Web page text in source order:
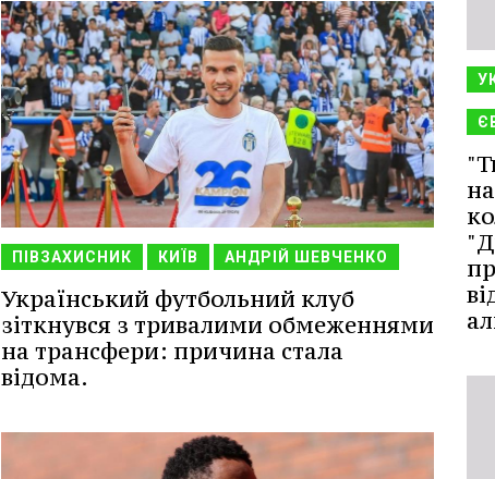
ПІВЗАХИСНИК КИЇВ АНДРІЙ ШЕВЧЕНКО
Український футбольний клуб
зіткнувся з тривалими обмеженнями
на трансфери: причина стала
відома.